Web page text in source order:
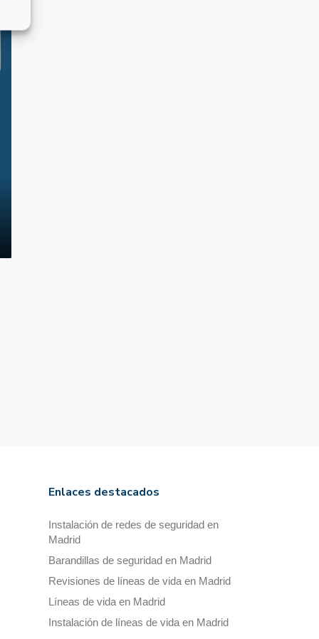
Enlaces destacados
Instalación de redes de seguridad en
Madrid
Barandillas de seguridad en Madrid
Revisiones de líneas de vida en Madrid
Líneas de vida en Madrid
Instalación de líneas de vida en Madrid